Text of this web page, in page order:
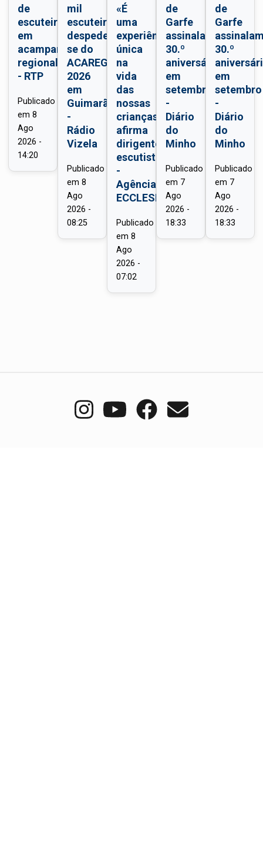
de
escuteiros
em
acampamento
regional
- RTP
Publicado
em 8
Ago
2026 -
14:20
mil
escuteiros
despedem-
se do
ACAREG
2026
em
Guimarães
-
Rádio
Vizela
Publicado
em 8
Ago
2026 -
08:25
«É
uma
experiência
única
na
vida
das
nossas
crianças»,
afirma
dirigente
escutista
-
Agência
ECCLESIA
Publicado
em 8
Ago
2026 -
07:02
de
Garfe
assinalam
30.º
aniversário
em
setembro
-
Diário
do
Minho
Publicado
em 7
Ago
2026 -
18:33
de
Garfe
30.º
em
setembro
-
Diário
do
Minho
Publicado
em 7
Ago
2026 -
18:33